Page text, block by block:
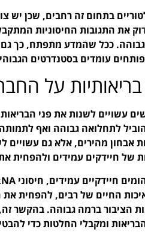
בתחום זה רחבים, שכן יש
את התגובות החיסוניות
ככל שהמדע מתפתח, כך גם
עומדים בסטנדרטים
על
אבחון מהירים, אלא גם עשויים
של חיידקים עמידים ולהפחית
החיים של רבים, להפחית את
הציבור ברמה גבוהה. בהקשר
ומקבלי החלטות כדי